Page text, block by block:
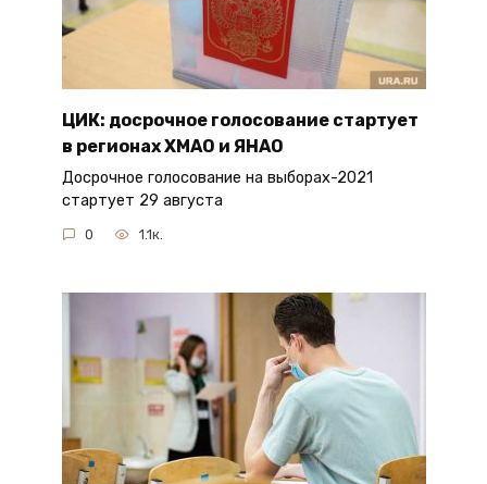
ЦИК: досрочное голосование стартует
в регионах ХМАО и ЯНАО
Досрочное голосование на выборах-2021
стартует 29 августа
0 1.1к.